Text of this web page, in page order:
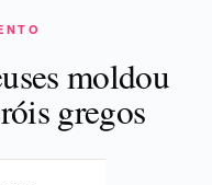
moldou
gregos